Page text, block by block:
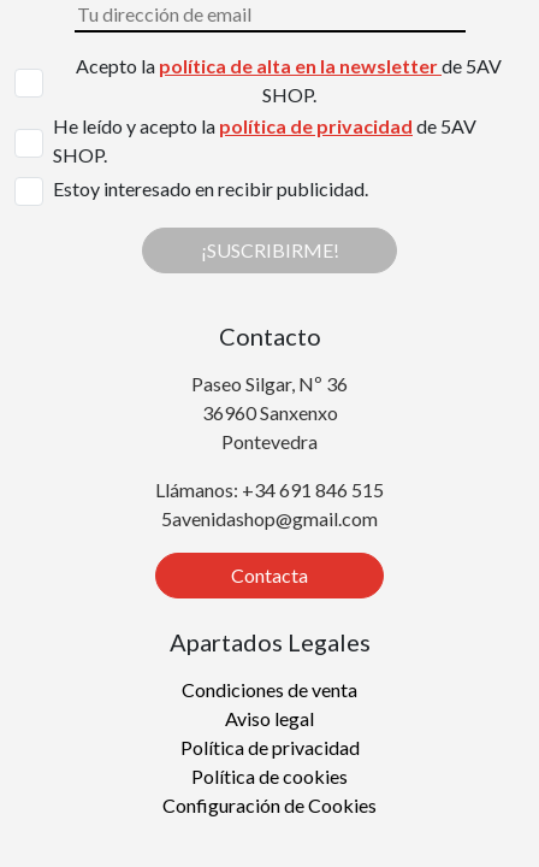
Acepto la política de alta en la newsletterde 5AV
SHOP.
He leído y acepto la política de privacidad de 5AV
SHOP.
Estoy interesado en recibir publicidad.
¡SUSCRIBIRME!
Contacto
Paseo Silgar, Nº 36
36960 Sanxenxo
Pontevedra
Llámanos: +34 691 846 515
5avenidashop@gmail.com
Contacta
Apartados Legales
Condiciones de venta
Aviso legal
Política de privacidad
Política de cookies
Configuración de Cookies